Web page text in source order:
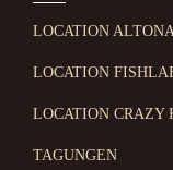
LOCATION
LOCATION
LOCATION CRAZY
TAGUNGEN